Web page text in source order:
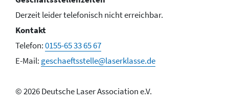
Derzeit leider telefonisch nicht erreichbar.
Kontakt
Telefon:0155-65 33 65 67
E-Mail: geschaeftsstelle@laserklasse.de
© 2026Deutsche Laser Association e.V.